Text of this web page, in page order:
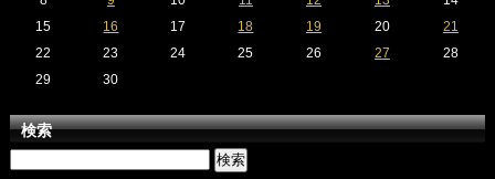
15
16 17 18 19 20
21
22
23 24 25 26 27
28
29
30
検索